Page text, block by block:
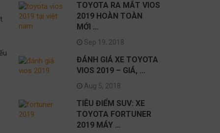
TOYOTA RA MẮT VIOS
2019 HOÀN TOÀN
MỚI …
Sep 19, 2018
ĐÁNH GIÁ XE TOYOTA
VIOS 2019 – GIÁ, …
Aug 5, 2018
TIÊU ĐIỂM SUV: XE
TOYOTA FORTUNER
2019 MÁY …